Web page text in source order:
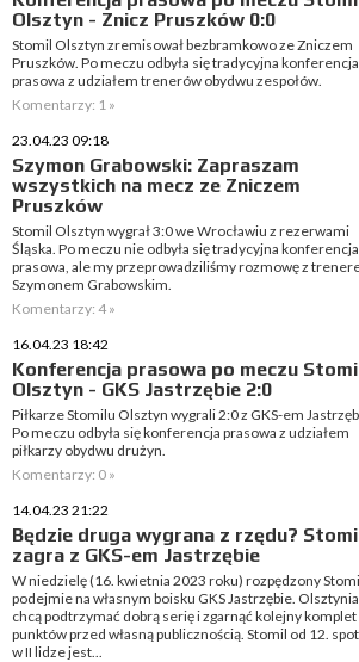
Olsztyn - Znicz Pruszków 0:0
Stomil Olsztyn zremisował bezbramkowo ze Zniczem
Pruszków. Po meczu odbyła się tradycyjna konferencja
prasowa z udziałem trenerów obydwu zespołów.
Komentarzy: 1 »
23.04.23 09:18
Szymon Grabowski: Zapraszam
wszystkich na mecz ze Zniczem
Pruszków
Stomil Olsztyn wygrał 3:0 we Wrocławiu z rezerwami
Śląska. Po meczu nie odbyła się tradycyjna konferencja
prasowa, ale my przeprowadziliśmy rozmowę z
Szymonem Grabowskim.
Komentarzy: 4 »
16.04.23 18:42
Konferencja prasowa po meczu
Olsztyn - GKS Jastrzębie 2:0
Piłkarze Stomilu Olsztyn wygrali 2:0 z GKS-em
Po meczu odbyła się konferencja prasowa z udziałem
piłkarzy obydwu drużyn.
Komentarzy: 0 »
14.04.23 21:22
Będzie druga wygrana z rzędu?
zagra z GKS-em Jastrzębie
W niedzielę (16. kwietnia 2023 roku) rozpędzony
podejmie na własnym boisku GKS Jastrzębie.
chcą podtrzymać dobrą serię i zgarnąć kolejny komplet
punktów przed własną publicznością. Stomil od 12.
w II lidze jest...